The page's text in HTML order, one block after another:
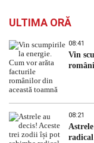
ULTIMA ORĂ
08:41
Vin
08:21